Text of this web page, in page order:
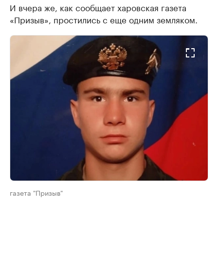
И вчера же, как сообщает харовская газета
«Призыв», простились с еще одним земляком.
газета "Призыв"